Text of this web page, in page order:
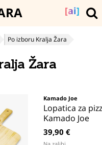
[ai]
Po izboru Kralja Žara
Žara
Kamado Joe
Lopatica za
Kamado Joe
39,90 €